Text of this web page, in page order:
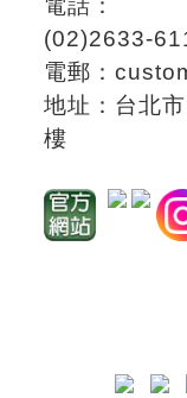
(02)2633-
電郵：
地址： 台北
樓